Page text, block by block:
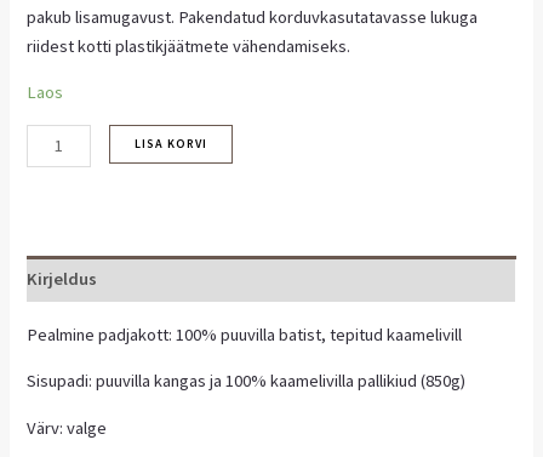
pakub lisamugavust. Pakendatud korduvkasutatavasse lukuga
riidest kotti plastikjäätmete vähendamiseks.
Laos
LISA KORVI
Kirjeldus
Pealmine padjakott: 100% puuvilla batist, tepitud kaamelivill
Sisupadi: puuvilla kangas ja 100% kaamelivilla pallikiud (850g)
Värv: valge